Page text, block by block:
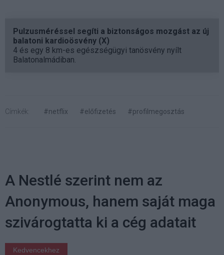
Pulzusméréssel segíti a biztonságos mozgást az új
balatoni kardioösvény (X)
4 és egy 8 km-es egészségügyi tanösvény nyílt
Balatonalmádiban.
Címkék: #netflix #előfizetés #profilmegosztás
A Nestlé szerint nem az
Anonymous, hanem saját maga
szivárogtatta ki a cég adatait
Kedvencekhez